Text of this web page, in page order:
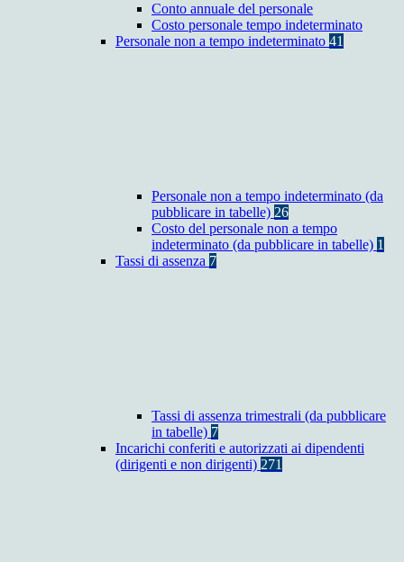
Conto annuale del personale
Costo personale tempo indeterminato
Personale non a tempo indeterminato 41
Personale non a tempo indeterminato (da
pubblicare in tabelle) 26
Costo del personale non a tempo
indeterminato (da pubblicare in tabelle) 1
Tassi di assenza 7
Tassi di assenza trimestrali (da pubblicare
in tabelle) 7
Incarichi conferiti e autorizzati ai dipendenti
(dirigenti e non dirigenti) 271